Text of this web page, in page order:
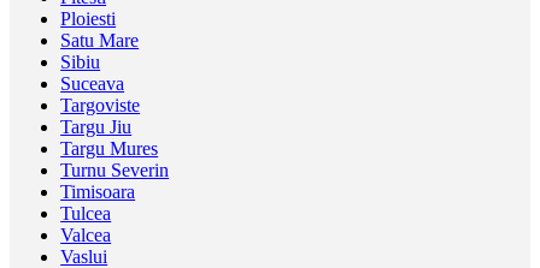
Ploiesti
Satu Mare
Sibiu
Suceava
Targoviste
Targu Jiu
Targu Mures
Turnu Severin
Timisoara
Tulcea
Valcea
Vaslui